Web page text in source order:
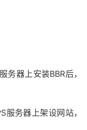
器上安装BBR后，
务器上架设网站，